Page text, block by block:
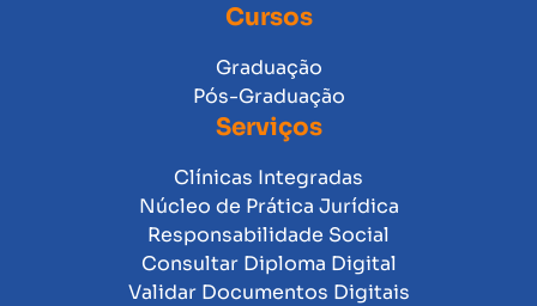
Cursos
Graduação
Pós-Graduação
Serviços
Clínicas Integradas
Núcleo de Prática Jurídica
Responsabilidade Social
Consultar Diploma Digital
Validar Documentos Digitais